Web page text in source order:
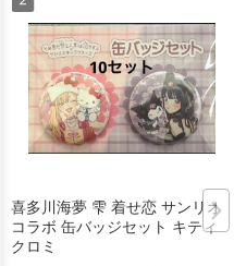
喜多川海夢 雫 着せ恋 サンリオ
コラボ 缶バッジセット キティ
クロミ